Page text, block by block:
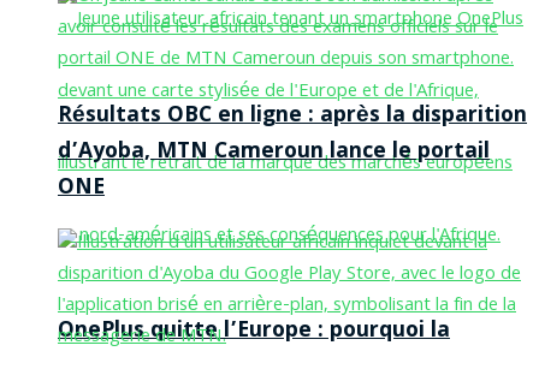
OnePlus quitte l’Europe : pourquoi la
Résultats OBC en ligne : après la disparition
d’Ayoba, MTN Cameroun lance le portail
ONE